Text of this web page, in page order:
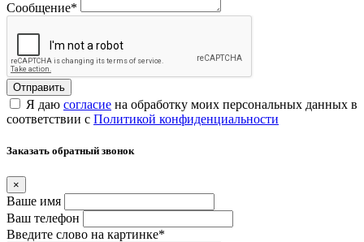
Сообщение*
Я даю согласие на обработку моих персональных данных в
соответствии с Политикой конфиденциальности
Заказать обратный звонок
×
Ваше имя
Ваш телефон
Введите слово на картинке*